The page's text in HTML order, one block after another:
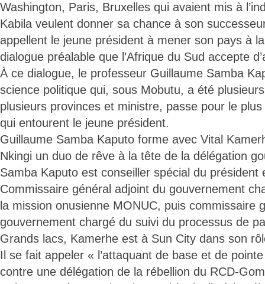
Washington, Paris, Bruxelles qui avaient mis à
Kabila veulent donner sa chance à son
appellent le jeune président à mener son pays à
dialogue préalable que l’Afrique du Sud accepte
À ce dialogue, le professeur Guillaume Samba
science politique qui, sous Mobutu, a été
plusieurs provinces et ministre, passe pour le
qui entourent le jeune président.
Guillaume Samba Kaputo forme avec Vital
Nkingi un duo de rêve à la tête de la délégation
Samba Kaputo est conseiller spécial du président
Commissaire général adjoint du gouvernement
la mission onusienne MONUC, puis commissaire
gouvernement chargé du suivi du processus de
Grands lacs, Kamerhe est à Sun City dans son
Il se fait appeler « l’attaquant de base et de
contre une délégation de la rébellion du RCD-